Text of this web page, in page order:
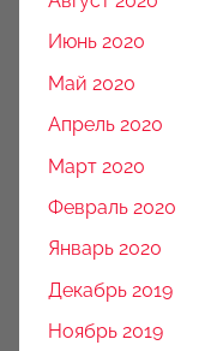
Июнь 2020
Май 2020
Апрель 2020
Март 2020
Февраль 2020
Январь 2020
Декабрь 2019
Ноябрь 2019